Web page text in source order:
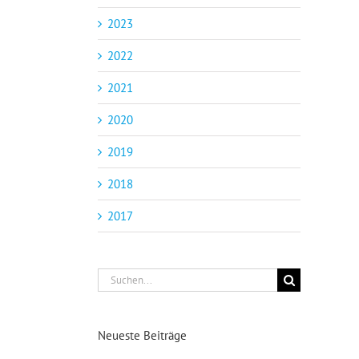
2023
2022
2021
2020
2019
2018
2017
Suche
nach:
Neueste Beiträge